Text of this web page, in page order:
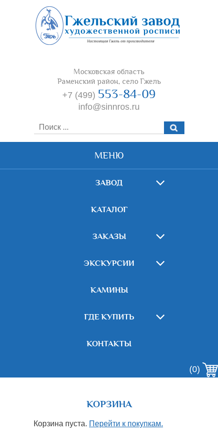
Московская область
Раменский район, село Гжель
+7 (499) 553-84-09
info@sinnros.ru
МЕНЮ
ЗАВОД
КАТАЛОГ
ЗАКАЗЫ
ЭКСКУРСИИ
КАМИНЫ
ГДЕ КУПИТЬ
КОНТАКТЫ
(0)
КОРЗИНА
Корзина пуста. Перейти к покупкам.